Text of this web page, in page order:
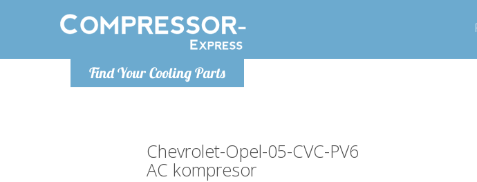
Find Your Cooling Parts
Pondelok-Piatok 9-17h
Chevrolet-Opel-05-CVC-PV6
AC kompresor